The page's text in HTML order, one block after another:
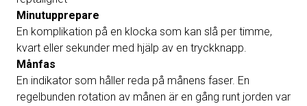
Minutupprepare
En komplikation på en klocka som kan slå per timme,
kvart eller sekunder med hjälp av en tryckknapp.
Månfas
En indikator som håller reda på månens faser. En
regelbunden rotation av månen är en gång runt jorden var